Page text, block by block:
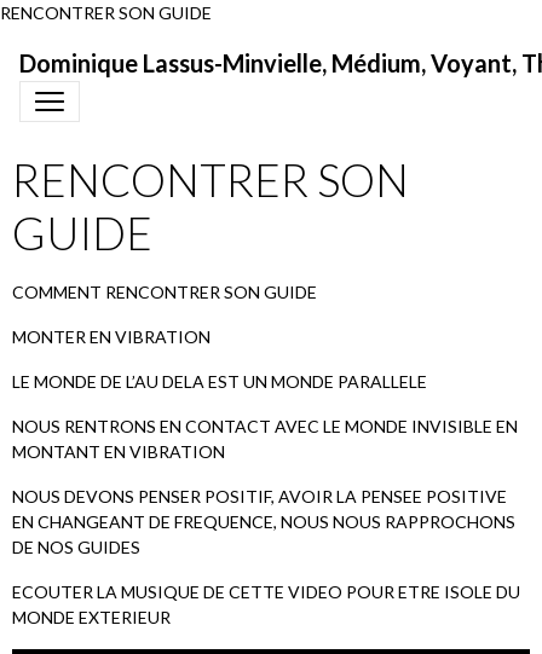
RENCONTRER SON GUIDE
Dominique Lassus-Minvielle, Médium, Voyant,
RENCONTRER SON
GUIDE
COMMENT RENCONTRER SON GUIDE
MONTER EN VIBRATION
LE MONDE DE L’AU DELA EST UN MONDE PARALLELE
NOUS RENTRONS EN CONTACT AVEC LE MONDE INVISIBLE EN
MONTANT EN VIBRATION
NOUS DEVONS PENSER POSITIF, AVOIR LA PENSEE POSITIVE
EN CHANGEANT DE FREQUENCE, NOUS NOUS RAPPROCHONS
DE NOS GUIDES
ECOUTER LA MUSIQUE DE CETTE VIDEO POUR ETRE ISOLE DU
MONDE EXTERIEUR